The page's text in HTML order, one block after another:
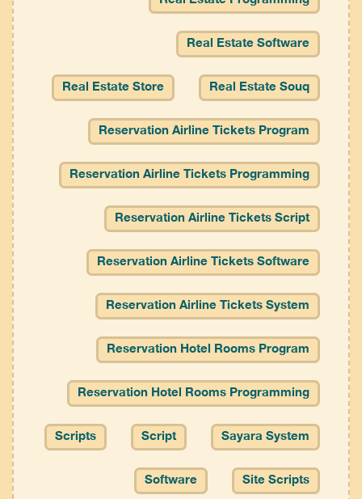
Real Estate Software
Real Estate Souq
Real Estate Store
Reservation Airline Tickets Program
Reservation Airline Tickets Programming
Reservation Airline Tickets Script
Reservation Airline Tickets Software
Reservation Airline Tickets System
Reservation Hotel Rooms Program
Reservation Hotel Rooms Programming
Sayara System
Script
Scripts
Site Scripts
Software